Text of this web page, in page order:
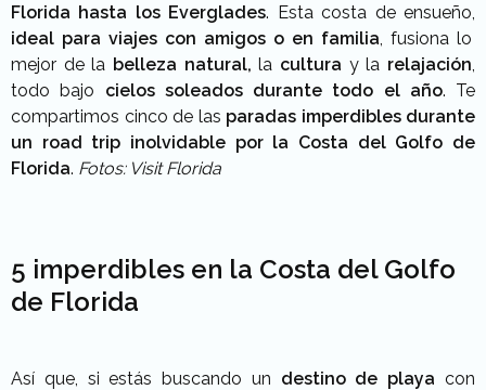
Florida hasta los Everglades. Esta costa de ensueño,
ideal para viajes con amigos o en familia , fusiona lo
mejor de la belleza natural, la cultura y la relajación
todo bajo cielos soleados durante todo el año. Te
compartimos cinco de las paradas imperdibles durante
un road trip inolvidable por la Costa del Golfo de
Florida. Fotos: Visit Florida
5 imperdibles en la Costa del Golfo
de Florida
Así que, si estás buscando un destino de playacon